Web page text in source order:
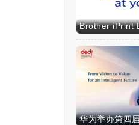
华为举办第四